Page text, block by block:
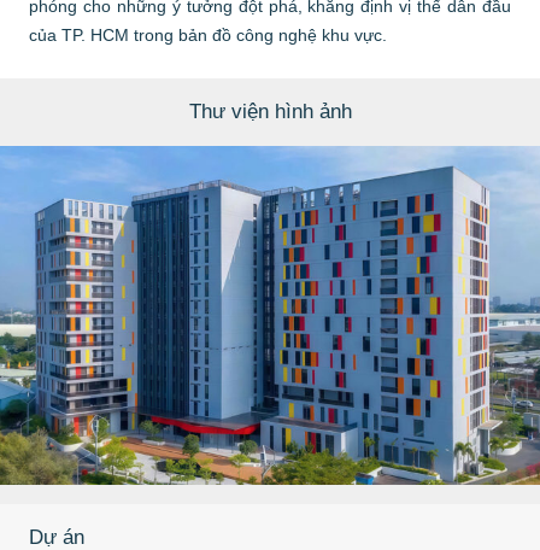
phóng cho những ý tưởng đột phá, khẳng định vị thế dẫn đầu
của TP. HCM trong bản đồ công nghệ khu vực.
Thư viện hình ảnh
Dự án